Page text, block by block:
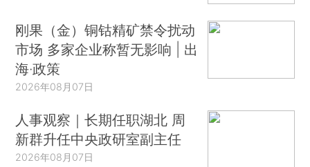
刚果（金）铜钴精矿禁令扰动
市场 多家企业称暂无影响 | 出
海·政策
2026年08月07日
人事观察｜长期任职湖北 周
新群升任中央政研室副主任
2026年08月07日